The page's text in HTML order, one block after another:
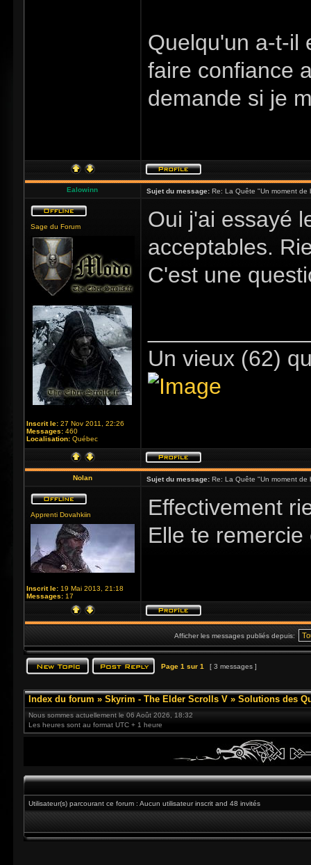
Quelqu'un a-t-il
faire confiance
demande si je
Ealowinn Sujet du message: Re: La Quête "Un moment de
Sage du Forum
Inscrit le: 27 Nov 2011, 22:26
Messages: 460
Localisation: Québec
Oui j'ai essayé
acceptables.
C'est une
Un vieux (62)
Nolan Sujet du message: Re: La Quête "Un moment de
Apprenti Dovahkiin
Inscrit le: 19 Mai 2013, 21:18
Messages: 17
Effectivement
Elle te
Afficher les messages publiés depuis:
Page 1 sur 1 [ 3 messages ]
Index du forum » Skyrim - The Elder Scrolls V » Solutions des
Nous sommes actuellement le 06 Août 2026, 18:32
Les heures sont au format UTC + 1 heure
Utilisateur(s) parcourant ce forum : Aucun utilisateur inscrit and 48 invités